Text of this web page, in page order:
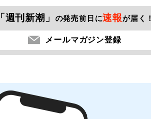
「週刊新潮」 の発売前日に速報が届く！
メールマガジン登録